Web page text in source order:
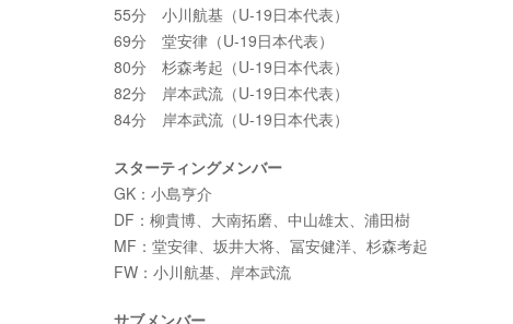
55分 小川航基（U-19日本代表）
69分 堂安律（U-19日本代表）
80分 杉森考起（U-19日本代表）
82分 岸本武流（U-19日本代表）
84分 岸本武流（U-19日本代表）
スターティングメンバー
GK：小島亨介
DF：柳貴博、大南拓磨、中山雄太、浦田樹
MF：堂安律、坂井大将、冨安健洋、杉森考起
FW：小川航基、岸本武流
サブメンバー